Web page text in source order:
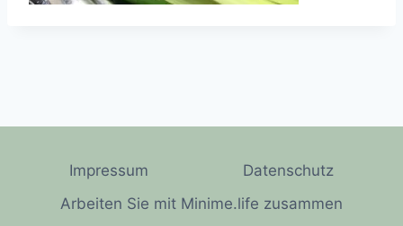
Impressum
Datenschutz
Arbeiten Sie mit Minime.life zusammen